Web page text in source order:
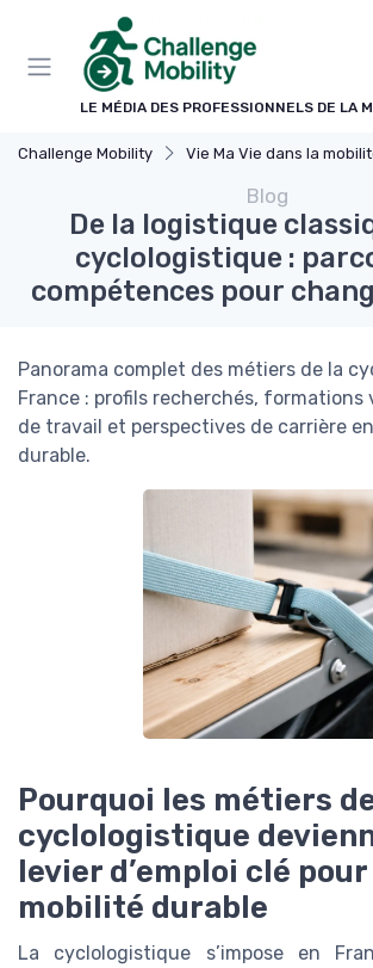
LE MÉDIA DES PROFESSIONNELS DE LA
Challenge Mobility Vie Ma Vie dans la
Blog
De la logistique
cyclologistique :
compétences pour
Panorama complet des métiers de la
France : profils recherchés, formations
de travail et perspectives de carrière
durable.
Pourquoi les métiers
cyclologistique
levier d’emploi clé pour
mobilité durable
La cyclologistique s’impose en
Panneau de gestion des cookies